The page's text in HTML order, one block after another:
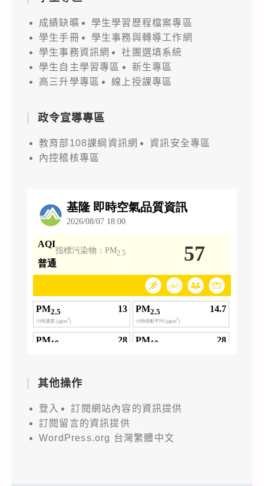
成績缺曠
學生學習歷程檔案專區
學生手冊
學生事務與轉導工作網
學生事務資訊網
社團選填系統
學生自主學習專區
新生專區
高三升學專區
線上授課專區
政令宣導專區
教育部108課綱資訊網
資訊安全專區
內控稽核專區
其他操作
登入
訂閱網站內容的資訊提供
訂閱留言的資訊提供
WordPress.org 台灣繁體中文